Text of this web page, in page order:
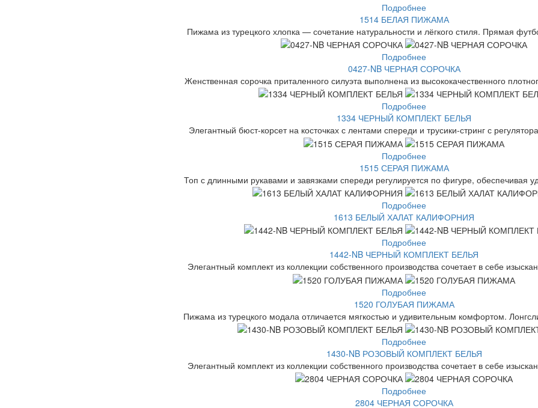
Подробнее
1514 БЕЛАЯ ПИЖАМА
Пижама из турецкого хлопка — сочетание натуральности и лёгкого стиля. Прямая
Подробнее
0427-NB ЧЕРНАЯ СОРОЧКА
Женственная сорочка приталенного силуэта выполнена из высококачественного
Подробнее
1334 ЧЕРНЫЙ КОМПЛЕКТ БЕЛЬЯ
Элегантный бюст-корсет на косточках с лентами спереди и трусики-стринг с
Подробнее
1515 СЕРАЯ ПИЖАМА
Топ с длинными рукавами и завязками спереди регулируется по фигуре, обеспечивая
Подробнее
1613 БЕЛЫЙ ХАЛАТ КАЛИФОРНИЯ
Подробнее
1442-NB ЧЕРНЫЙ КОМПЛЕКТ БЕЛЬЯ
Элегантный комплект из коллекции собственного производства сочетает в себе
Подробнее
1520 ГОЛУБАЯ ПИЖАМА
Пижама из турецкого модала отличается мягкостью и удивительным комфортом.
Подробнее
1430-NB РОЗОВЫЙ КОМПЛЕКТ БЕЛЬЯ
Элегантный комплект из коллекции собственного производства сочетает в себе
Подробнее
2804 ЧЕРНАЯ СОРОЧКА